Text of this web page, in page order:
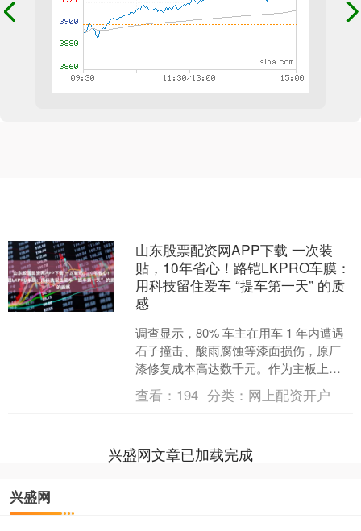
山东股票配资网APP下载 一次装
贴，10年省心！路铠LKPRO车膜：
用科技留住爱车 “提车第一天” 的质
感
调查显示，80% 车主在用车 1 年内遭遇
石子撞击、酸雨腐蚀等漆面损伤，原厂
漆修复成本高达数千元。作为主板上市
企业品牌，路铠 LKPRO 高性能车膜 “高
透 +....
查看： 194 分类： 网上配资开户
兴盛网文章已加载完成
兴盛网